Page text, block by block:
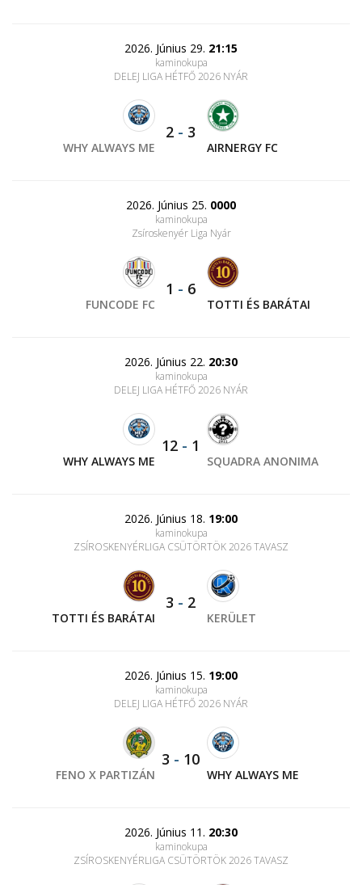
2026. Június 29. 21:15
kaminokupa
DELEJ LIGA HÉTFŐ 2026 NYÁR
WHY ALWAYS ME
2 - 3
AIRNERGY FC
2026. Június 25. 0000
kaminokupa
Zsíroskenyér Liga Nyár
FUNCODE FC
1 - 6
TOTTI ÉS BARÁTAI
2026. Június 22. 20:30
kaminokupa
DELEJ LIGA HÉTFŐ 2026 NYÁR
WHY ALWAYS ME
12 - 1
SQUADRA ANONIMA
2026. Június 18. 19:00
kaminokupa
ZSÍROSKENYÉRLIGA CSÜTÖRTÖK 2026 TAVASZ
TOTTI ÉS BARÁTAI
3 - 2
KERÜLET
2026. Június 15. 19:00
kaminokupa
DELEJ LIGA HÉTFŐ 2026 NYÁR
FENO X PARTIZÁN
3 - 10
WHY ALWAYS ME
2026. Június 11. 20:30
kaminokupa
ZSÍROSKENYÉRLIGA CSÜTÖRTÖK 2026 TAVASZ